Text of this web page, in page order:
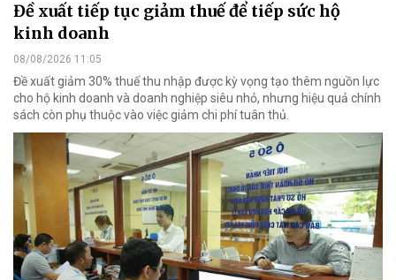
Đề xuất tiếp tục giảm thuế để tiếp sức hộ
kinh doanh
08/08/2026 11:05
Đề xuất giảm 30% thuế thu nhập được kỳ vọng tạo thêm nguồn lực
cho hộ kinh doanh và doanh nghiệp siêu nhỏ, nhưng hiệu quả chính
sách còn phụ thuộc vào việc giảm chi phí tuân thủ.